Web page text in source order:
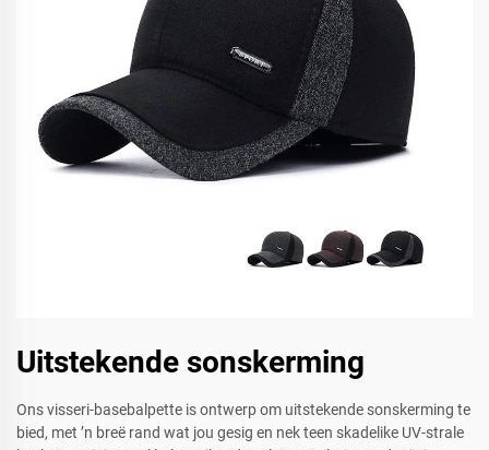
Uitstekende sonskerming
Ons visseri-basebalpette is ontwerp om uitstekende sonskerming te
bied, met ’n breë rand wat jou gesig en nek teen skadelike UV-strale